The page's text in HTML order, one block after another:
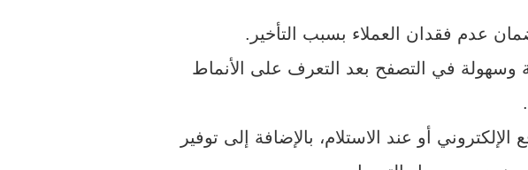
عدم فقدان العملاء بسبب التأخير.
وسهولة في التصفح بعد التعرف على الأنماط
أو عند الاستلام، بالإضافة إلى توفير